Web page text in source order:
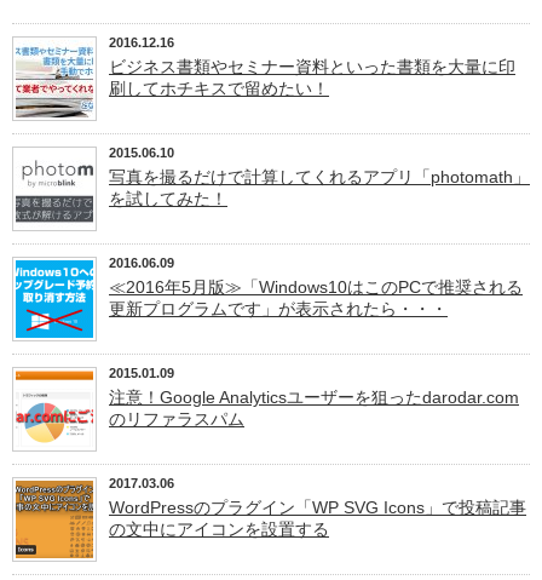
2016.12.16
ビジネス書類やセミナー資料といった書類を大量に印
刷してホチキスで留めたい！
2015.06.10
写真を撮るだけで計算してくれるアプリ「photomath」
を試してみた！
2016.06.09
≪2016年5月版≫「Windows10はこのPCで推奨される
更新プログラムです」が表示されたら・・・
2015.01.09
注意！Google Analyticsユーザーを狙ったdarodar.com
のリファラスパム
2017.03.06
WordPressのプラグイン「WP SVG Icons」で投稿記事
の文中にアイコンを設置する